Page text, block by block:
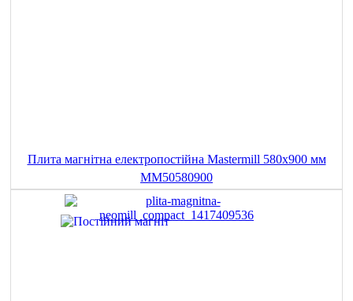
Плита магнітна електропостійна Mastermill 580x900 мм
MM50580900